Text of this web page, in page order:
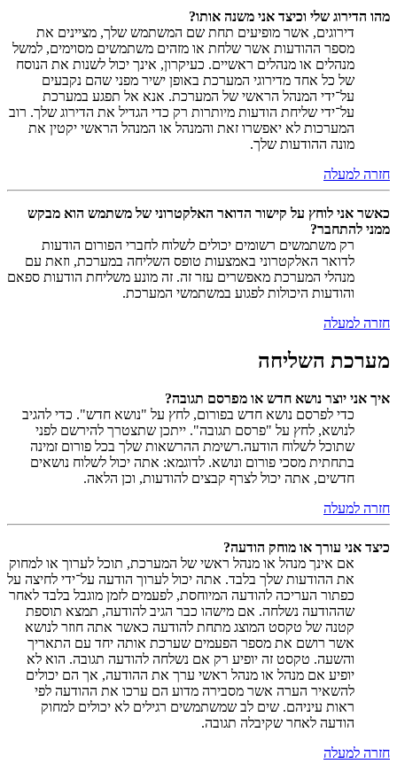
מהו הדירוג שלי וכיצד אני משנה אותו?
דירוגים, אשר מופיעים תחת שם המשתמש שלך, מציינים את
מספר ההודעות אשר שלחת או מזהים משתמשים מסוימים, למשל
מנהלים או מנהלים ראשיים. כעיקרון, אינך יכול לשנות את הנוסח
של כל אחד מדירוגי המערכת באופן ישיר מפני שהם נקבעים
על־ידי המנהל הראשי של המערכת. אנא אל תפגע במערכת
על־ידי שליחת הודעות מיותרות רק כדי הגדיל את הדירוג שלך. רוב
המערכות לא יאפשרו זאת והמנהל או המנהל הראשי יקטין את
מונה ההודעות שלך.
חזרה למעלה
כאשר אני לוחץ על קישור הדואר האלקטרוני של משתמש הוא מבקש
ממני להתחבר?
רק משתמשים רשומים יכולים לשלוח לחברי הפורום הודעות
לדואר האלקטרוני באמצעות טופס השליחה במערכת, וזאת עם
מנהלי המערכת מאפשרים עזר זה. זה מונע משליחת הודעות ספאם
והודעות היכולות לפגוע במשתמשי המערכת.
חזרה למעלה
מערכת השליחה
איך אני יוצר נושא חדש או מפרסם תגובה?
כדי לפרסם נושא חדש בפורום, לחץ על "נושא חדש". כדי להגיב
לנושא, לחץ על "פרסם תגובה". ייתכן שתצטרך להירשם לפני
שתוכל לשלוח הודעה.רשימת ההרשאות שלך בכל פורום זמינה
בתחתית מסכי פורום ונושא. לדוגמא: אתה יכול לשלוח נושאים
חדשים, אתה יכול לצרף קבצים להודעות, וכן הלאה.
חזרה למעלה
כיצד אני עורך או מוחק הודעה?
אם אינך מנהל או מנהל ראשי של המערכת, תוכל לערוך או למחוק
את ההודעות שלך בלבד. אתה יכול לערוך הודעה על־ידי לחיצה על
כפתור העריכה להודעה המיוחסת, לפעמים לזמן מוגבל בלבד לאחר
שההודעה נשלחה. אם מישהו כבר הגיב להודעה, תמצא תוספת
קטנה של טקסט המוצג מתחת להודעה כאשר אתה חוזר לנושא
אשר רושם את מספר הפעמים שערכת אותה יחד עם התאריך
והשעה. טקסט זה יופיע רק אם נשלחה להודעה תגובה. הוא לא
יופיע אם מנהל או מנהל ראשי ערך את ההודעה, אך הם יכולים
להשאיר הערה אשר מסבירה מדוע הם ערכו את ההודעה לפי
ראות עיניהם. שים לב שמשתמשים רגילים לא יכולים למחוק
הודעה לאחר שקיבלה תגובה.
חזרה למעלה